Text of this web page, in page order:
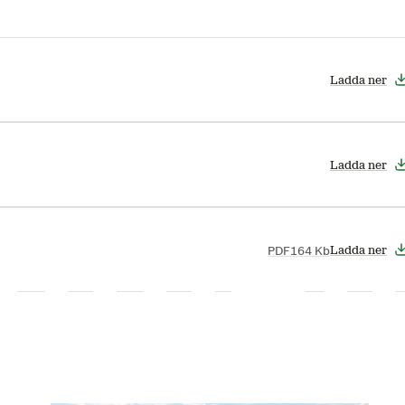
Ladda ner
Ladda ner
PDF164 KbLadda ner